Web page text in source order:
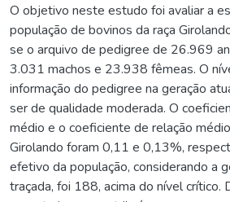
O objetivo neste estudo foi avaliar a
população de bovinos da raça
se o arquivo de pedigree de 26.969
3.031 machos e 23.938 fêmeas. O
informação do pedigree na geração
ser de qualidade moderada. O
médio e o coeficiente de relação
Girolando foram 0,11 e 0,13%,
efetivo da população, considerando a
traçada, foi 188, acima do nível